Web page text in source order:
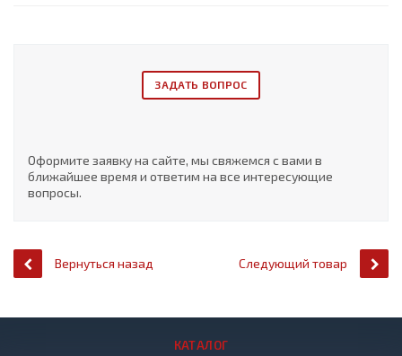
ЗАДАТЬ ВОПРОС
Оформите заявку на сайте, мы свяжемся с вами в
ближайшее время и ответим на все интересующие
вопросы.
Вернуться назад Следующий товар
КАТАЛОГ